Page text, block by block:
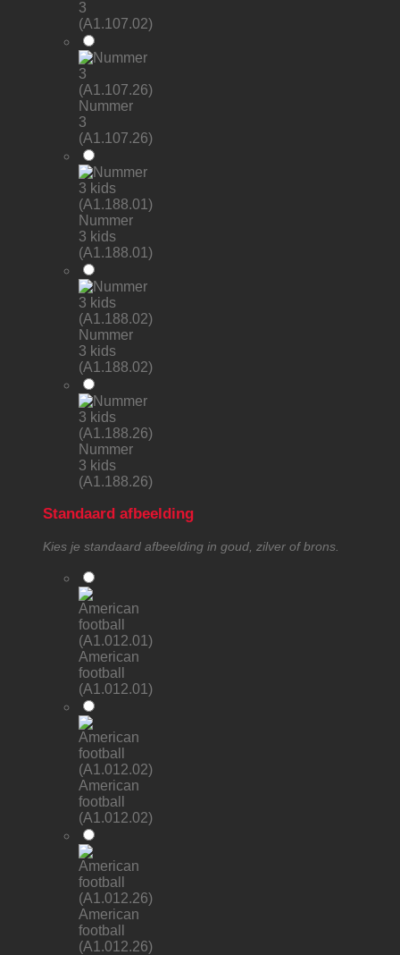
3
(A1.107.02)
Nummer
3
(A1.107.26)
Nummer
3 kids
(A1.188.01)
Nummer
3 kids
(A1.188.02)
Nummer
3 kids
(A1.188.26)
Standaard afbeelding
Kies je standaard afbeelding in goud, zilver of brons.
American
football
(A1.012.01)
American
football
(A1.012.02)
American
football
(A1.012.26)